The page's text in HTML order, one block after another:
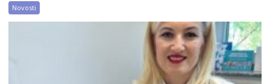
Novosti